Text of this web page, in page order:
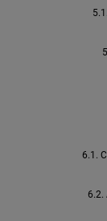
6.1.
6.2.